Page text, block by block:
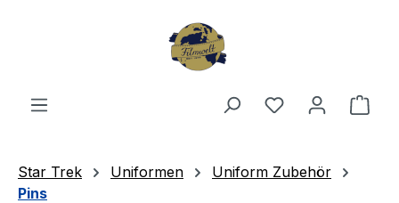
Du hast 0
Star Trek Uniformen
Uniform Zubehör
Pins